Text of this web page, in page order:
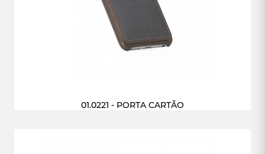
01.0221 - PORTA CARTÃO